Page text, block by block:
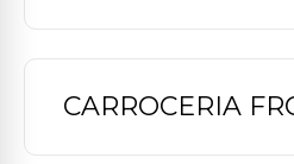
CARROCERIA